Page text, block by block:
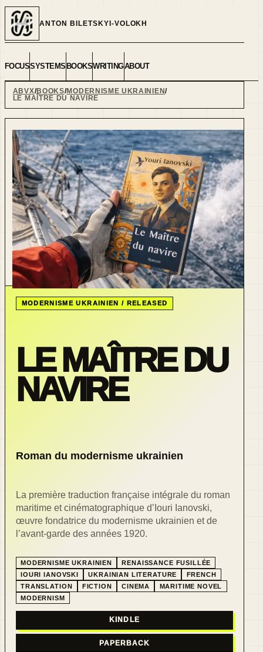
ANTON BILETSKYI-VOLOKH
FOCUSSYSTEMS BOOKSWRITINGABOUT
ABVX BOOKS MODERNISME UKRAINIEN
LE MAÎTRE DU NAVIRE
MODERNISME UKRAINIEN / RELEASED
LE MAÎTRE DU
NAVIRE
Roman du modernisme ukrainien
La première traduction française intégrale du roman
maritime et cinématographique d’Iouri Ianovski,
œuvre fondatrice du modernisme ukrainien et de
l’avant-garde des années 1920.
MODERNISME UKRAINIEN
RENAISSANCE FUSILLÉE
IOURI IANOVSKI
UKRAINIAN LITERATURE
FRENCH
TRANSLATION
FICTION CINEMA
MARITIME NOVEL
MODERNISM
KINDLE
PAPERBACK